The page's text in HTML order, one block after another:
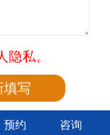
私。
预约 咨询